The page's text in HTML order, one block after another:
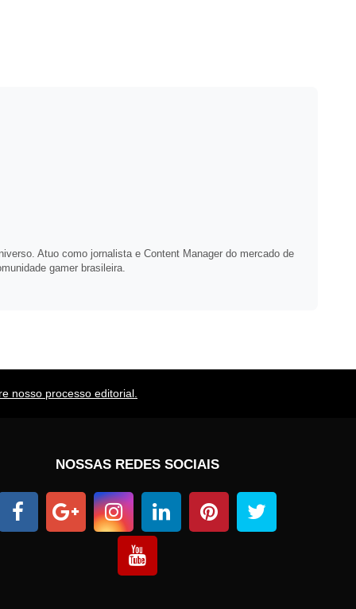
Atuo como jornalista e Content Manager do mercado de
gamer brasileira.
nosso processo editorial.
NOSSAS REDES SOCIAIS